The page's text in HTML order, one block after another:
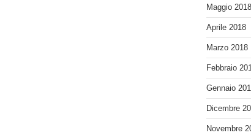
Maggio 2018
Aprile 2018
Marzo 2018
Febbraio
Gennaio
Dicembre
Novembre